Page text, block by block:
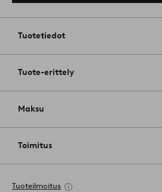
Tuotetiedot
Tuote-erittely
Maksu
Toimitus
Tuoteilmoitus